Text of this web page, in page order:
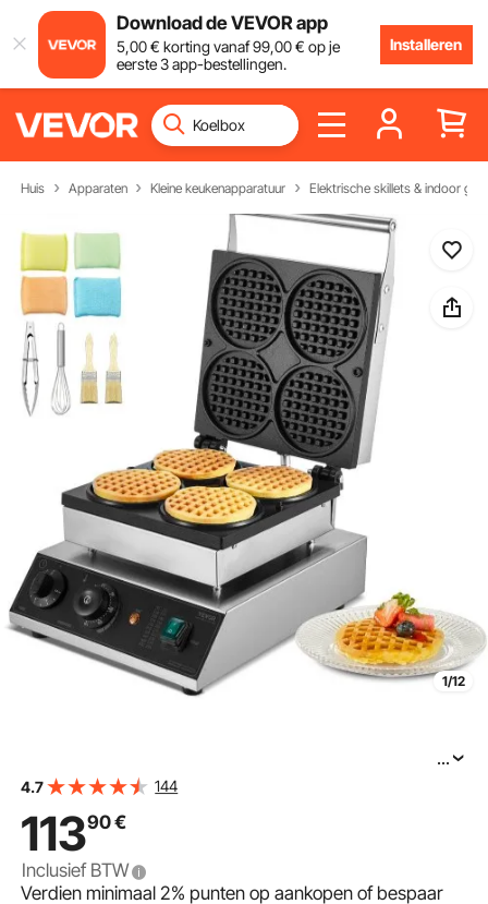
Download de VEVOR app
5,00€ korting vanaf99,00€ op je
eerste 3 app-bestellingen.
Installeren
Huis Apparaten Kleine keukenapparatuur Elektrische skillets & indoor grills
1/12
VEVOR Commerciële Wafelijzer Wafelmachine 1750W
en Tijdsregeling, voor Restaurant Bakkerij Snackbar 4
...
4.7 144
11390€
Inclusief BTW
Verdien minimaal2% punten op aankopen of bespaar